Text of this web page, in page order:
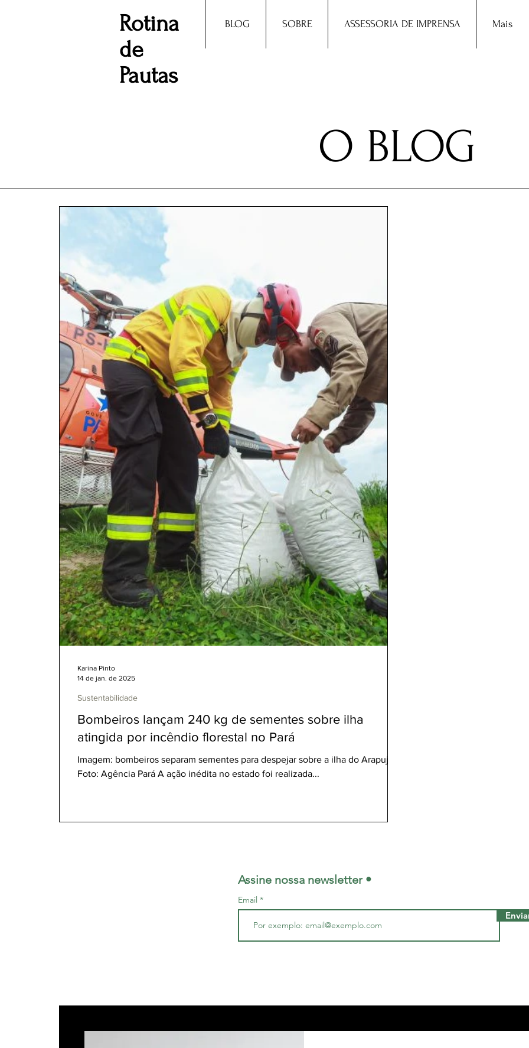
Rotina
de
Pautas
BLOG SOBRE ASSESSORIA DE IMPRENSA Mais
O BLOG
Bombeiros lançam 240 kg de sementes sobre ilha
atingida por incêndio florestal no Pará
Imagem: bombeiros separam sementes para despejar sobre a ilha do Arapujá -
Foto: Agência Pará A ação inédita no estado foi realizada...
Sustentabilidade
Karina Pinto
14 de jan. de 2025
Assine nossa newsletter •
Email